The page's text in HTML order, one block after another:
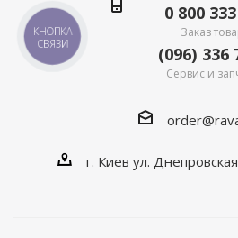
0 800
Заказ
(096) 336
Сервис и
г. Киев ул.
КНОПКА
СВЯЗИ